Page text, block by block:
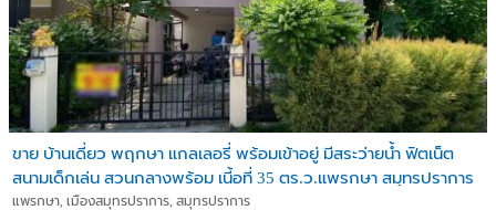
ขาย บ้านเดี่ยว พฤกษา แกลเลอรี่ พร้อมเข้าอยู่ มีสระว่ายน้ำ ฟิตเน็ต
สนามเด็กเล่น สวนกลางพร้อม เนี้อที่ 35 ตร.ว.แพรกษา สมุทรปราการ
แพรกษา, เมืองสมุทรปราการ, สมุทรปราการ